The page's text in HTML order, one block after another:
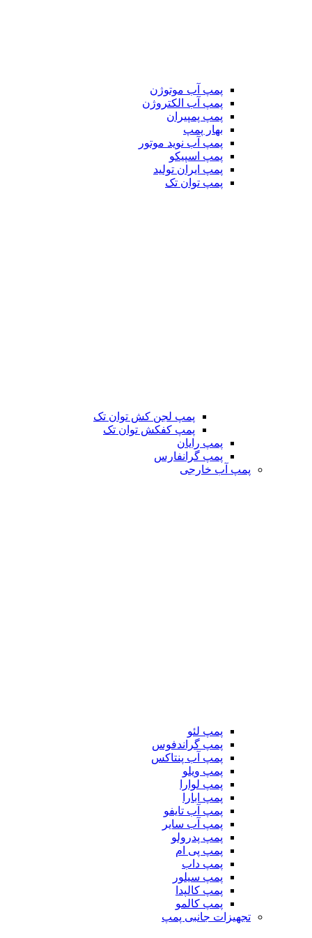
پمپ آب موتوژن
پمپ آب الکتروژن
پمپ پمپیران
بهار پمپ
پمپ آب نوید موتور
پمپ اسپیکو
پمپ ایران تولید
پمپ توان تک
پمپ لجن کش توان تک
پمپ کفکش توان تک
پمپ رایان
پمپ گرانفارس
پمپ آب خارجی
پمپ لئو
پمپ گراندفوس
پمپ آب پنتاکس
پمپ ویلو
پمپ لوارا
پمپ ابارا
پمپ آب تایفو
پمپ آب سایر
پمپ پدرولو
پمپ پی ام
پمپ داب
پمپ سیلور
پمپ کالپدا
پمپ کالمو
تجهیزات جانبی پمپ